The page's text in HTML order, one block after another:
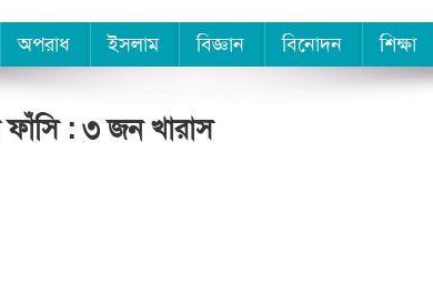
অপরাধ ইসলাম বিজ্ঞান বিনোদন শিক্ষা
ফাঁসি : ৩ জন খারাস